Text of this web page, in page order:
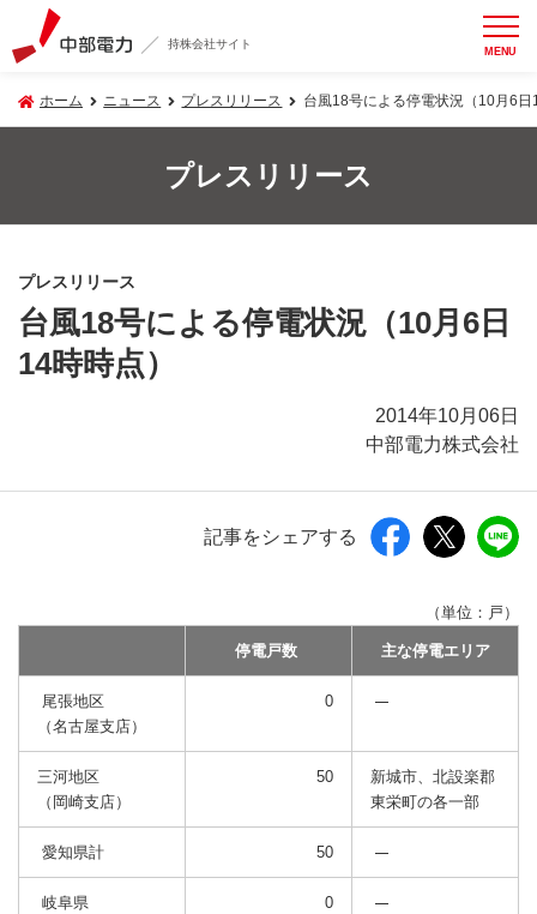
持株会社サイト MENU
ホーム ニュース プレスリリース 台風18号による停電状況（10月6日
プレスリリース
プレスリリース
台風18号による停電状況（10月6日
14時時点）
2014年10月06日
中部電力株式会社
記事をシェアする
（単位：戸）
停電戸数 主な停電エリア
尾張地区
（名古屋支店）
0
三河地区
（岡崎支店）
50
新城市、北設楽郡
東栄町の各一部
愛知県計 50
岐阜県
0